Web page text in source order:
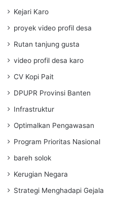
Kejari Karo
proyek video profil desa
Rutan tanjung gusta
video profil desa karo
CV Kopi Pait
DPUPR Provinsi Banten
Infrastruktur
Optimalkan Pengawasan
Program Prioritas Nasional
bareh solok
Kerugian Negara
Strategi Menghadapi Gejala